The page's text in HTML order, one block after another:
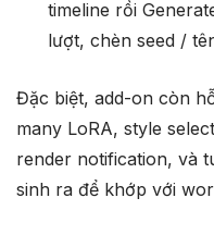
timeline rồi
lượt, chèn seed /
Đặc biệt, add-on còn
many LoRA, style
render notification, và
sinh ra để khớp với